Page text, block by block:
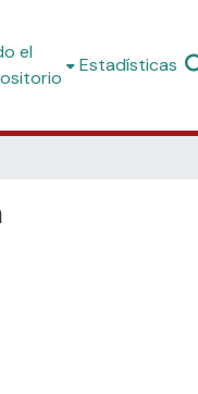
el
Estadísticas